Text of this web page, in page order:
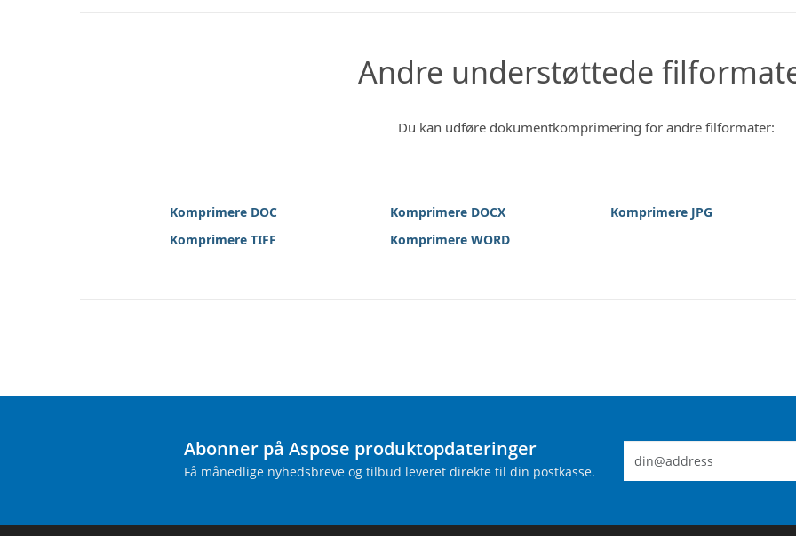
Andre understøttede
Du kan udføre dokumentkomprimering for andre filformater:
Komprimere DOC Komprimere DOCX Komprimere JPG
Komprimere TIFF
Komprimere WORD
Abonner på Aspose produktopdateringer
Få månedlige nyhedsbreve og tilbud leveret direkte til din postkasse.